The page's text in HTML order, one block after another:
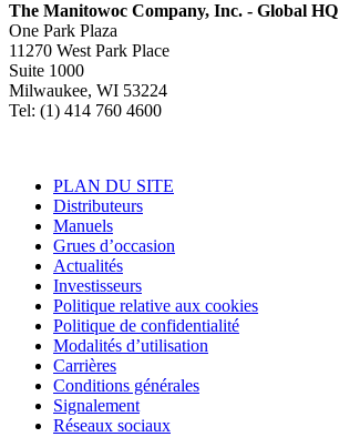
The Manitowoc Company, Inc. - Global HQ
One Park Plaza
11270 West Park Place
Suite 1000
Milwaukee, WI 53224
Tel: (1) 414 760 4600
PLAN DU SITE
Distributeurs
Manuels
Grues d’occasion
Actualités
Investisseurs
Politique relative aux cookies
Politique de confidentialité
Modalités d’utilisation
Carrières
Conditions générales
Signalement
Réseaux sociaux